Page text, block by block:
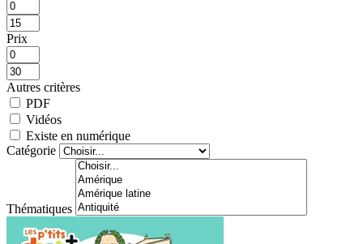
Prix
Autres critères
PDF
Vidéos
Existe en numérique
Catégorie
Thématiques